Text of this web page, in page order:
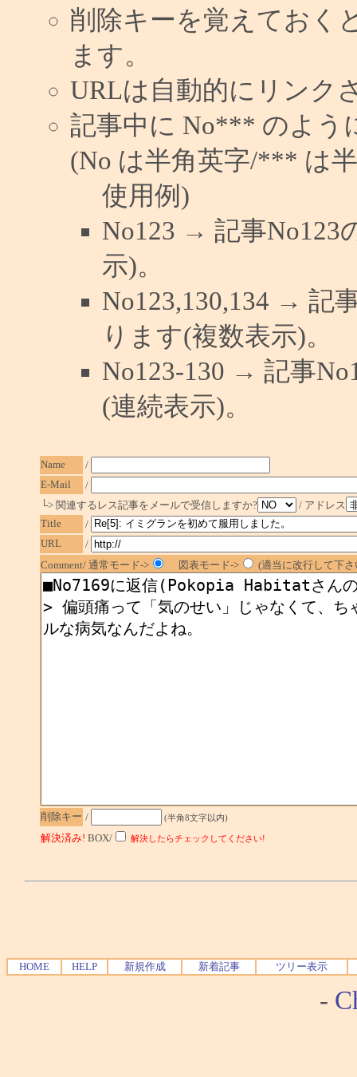
削除キーを覚えておく
ます。
URLは自動的にリンク
記事中に No*** のよう
(No は半角英字/*** は
使用例)
No123 → 記事No123
示)。
No123,130,134 → 記
ります(複数表示)。
No123-130 → 記事
(連続表示)。
Name
/
E-Mail
/
└> 関連するレス記事をメールで受信しますか?
/ アドレス
Title
/
URL
/
Comment/ 通常モード->
図表モード-> (適当に改行して下
削除キー / (半角8文字以内)
解決済み! BOX/ 解決したらチェックしてください!
HOME HELP 新規作成 新着記事 ツリー表示
-